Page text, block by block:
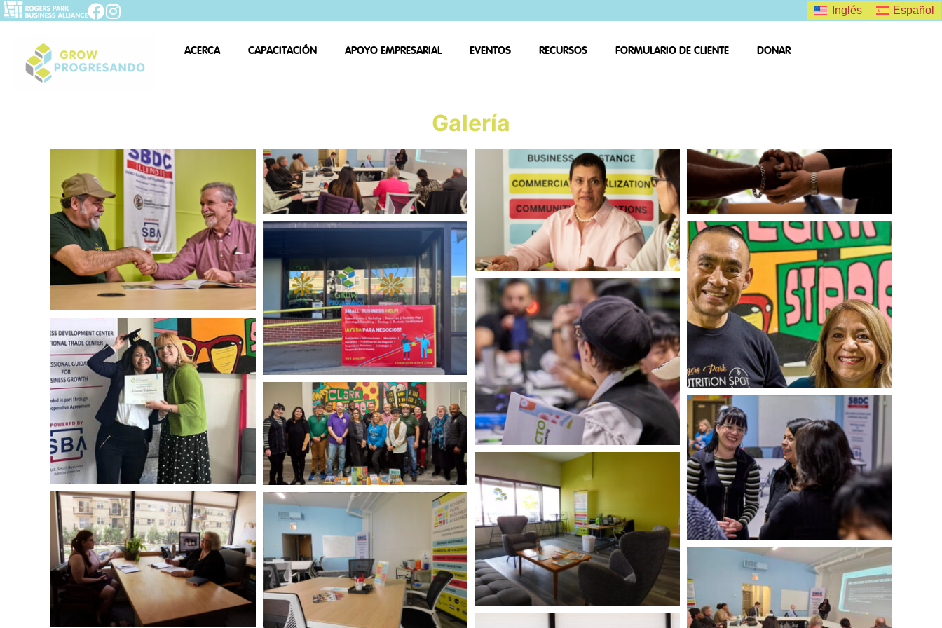
Inglés Español
ACERCA CAPACITACIÓN APOYO EMPRESARIAL EVENTOS RECURSOS FORMULARIO DE CLIENTE DONAR
Galería